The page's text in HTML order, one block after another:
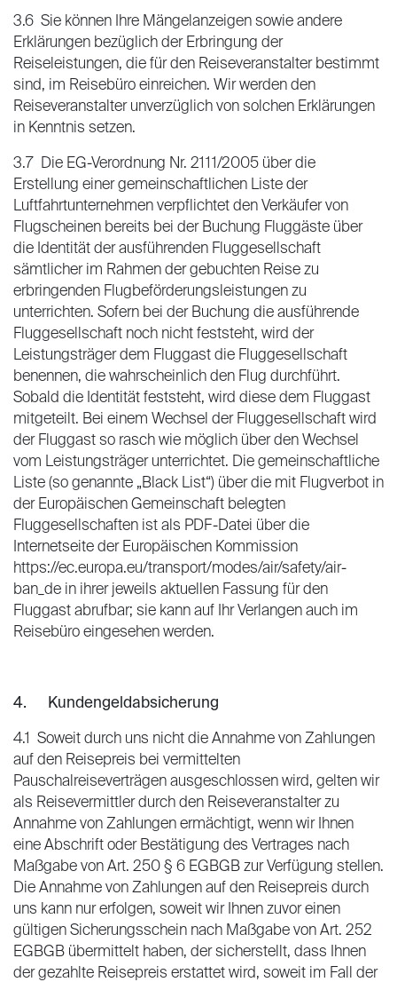
3.6 Sie können Ihre Mängelanzeigen sowie andere
Erklärungen bezüglich der Erbringung der
Reiseleistungen, die für den Reiseveranstalter bestimmt
sind, im Reisebüro einreichen. Wir werden den
Reiseveranstalter unverzüglich von solchen Erklärungen
in Kenntnis setzen.
3.7 Die EG-Verordnung Nr. 2111/2005 über die
Erstellung einer gemeinschaftlichen Liste der
Luftfahrtunternehmen verpflichtet den Verkäufer von
Flugscheinen bereits bei der Buchung Fluggäste über
die Identität der ausführenden Fluggesellschaft
sämtlicher im Rahmen der gebuchten Reise zu
erbringenden Flugbeförderungsleistungen zu
unterrichten. Sofern bei der Buchung die ausführende
Fluggesellschaft noch nicht feststeht, wird der
Leistungsträger dem Fluggast die Fluggesellschaft
benennen, die wahrscheinlich den Flug durchführt.
Sobald die Identität feststeht, wird diese dem Fluggast
mitgeteilt. Bei einem Wechsel der Fluggesellschaft wird
der Fluggast so rasch wie möglich über den Wechsel
vom Leistungsträger unterrichtet. Die gemeinschaftliche
Liste (so genannte „Black List“) über die mit Flugverbot in
der Europäischen Gemeinschaft belegten
Fluggesellschaften ist als PDF-Datei über die
Internetseite der Europäischen Kommission
https://ec.europa.eu/transport/modes/air/safety/air-
ban_de in ihrer jeweils aktuellen Fassung für den
Fluggast abrufbar; sie kann auf Ihr Verlangen auch im
Reisebüro eingesehen werden.
4. Kundengeldabsicherung
4.1 Soweit durch uns nicht die Annahme von Zahlungen
auf den Reisepreis bei vermittelten
Pauschalreiseverträgen ausgeschlossen wird, gelten wir
als Reisevermittler durch den Reiseveranstalter zu
Annahme von Zahlungen ermächtigt, wenn wir Ihnen
eine Abschrift oder Bestätigung des Vertrages nach
Maßgabe von Art. 250 § 6 EGBGB zur Verfügung stellen.
Die Annahme von Zahlungen auf den Reisepreis durch
uns kann nur erfolgen, soweit wir Ihnen zuvor einen
gültigen Sicherungsschein nach Maßgabe von Art. 252
EGBGB übermittelt haben, der sicherstellt, dass Ihnen
der gezahlte Reisepreis erstattet wird, soweit im Fall der